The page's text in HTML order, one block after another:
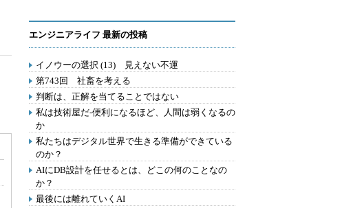
エンジニアライフ 最新の投稿
イノウーの選択 (13) 見えない不運
第743回 社畜を考える
判断は、正解を当てることではない
私は技術屋だ-便利になるほど、人間は弱くなるの
か
私たちはデジタル世界で生きる準備ができている
のか？
AIにDB設計を任せるとは、どこの何のことなの
か？
最後には離れていくAI